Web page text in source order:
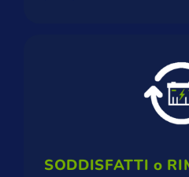
SODDISFATTI o